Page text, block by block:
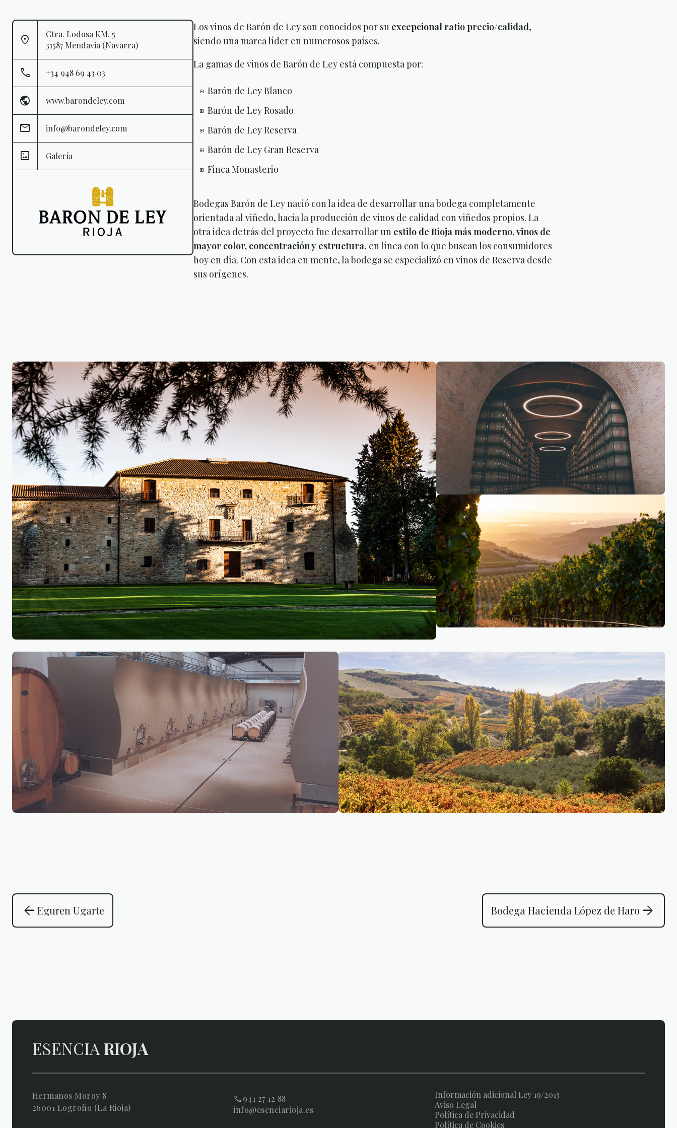
Ctra. Lodosa KM. 5
31587 Mendavia (Navarra)
+34 948 69 43 03
www.barondeley.com
info@barondeley.com
Galería
Los vinos de Barón de Ley son conocidos por su excepcional ratio precio/calidad,
siendo una marca líder en numerosos países.
La gamas de vinos de Barón de Ley está compuesta por:
Barón de Ley Blanco
Barón de Ley Rosado
Barón de Ley Reserva
Barón de Ley Gran Reserva
Finca Monasterio
Bodegas Barón de Ley nació con la idea de desarrollar una bodega completamente
orientada al viñedo, hacia la producción de vinos de calidad con viñedos propios. La
otra idea detrás del proyecto fue desarrollar un estilo de Rioja más moderno, vinos de
mayor color, concentración y estructura, en línea con lo que buscan los consumidores
hoy en día. Con esta idea en mente, la bodega se especializó en vinos de Reserva desde
sus orígenes.
arrow_back Eguren Ugarte Bodega Hacienda López de Haro arrow_forward
ESENCIA RIOJA
Hermanos Moroy 8
26001 Logroño (La Rioja)
941 27 12 88
info@esenciarioja.es
Información adicional Ley 19/2013
Aviso Legal
Política de Privacidad
Política de Cookies